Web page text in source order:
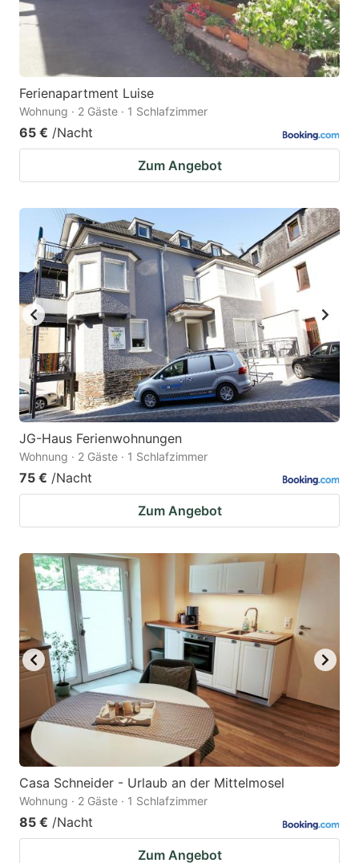
Ferienapartment Luise
Wohnung · 2 Gäste · 1 Schlafzimmer
65 € /Nacht
Zum Angebot
JG-Haus Ferienwohnungen
Wohnung · 2 Gäste · 1 Schlafzimmer
75 € /Nacht
Zum Angebot
Casa Schneider - Urlaub an der Mittelmosel
Wohnung · 2 Gäste · 1 Schlafzimmer
85 € /Nacht
Zum Angebot